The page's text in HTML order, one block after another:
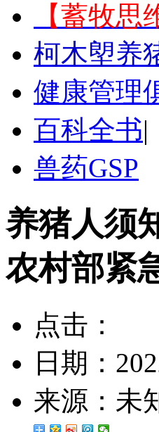
【蓄牧
柯木塱养
健康管理
百科全书|
兽药GSP
养猪人须
农村部紧
点击：
日期：
来源： 未